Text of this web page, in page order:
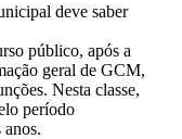
deve saber
público, após a
geral de GCM,
Nesta classe,
período